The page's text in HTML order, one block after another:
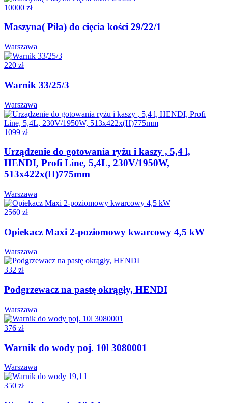
10000 zł
Maszyna( Piła) do cięcia kości 29/22/1
Warszawa
220 zł
Warnik 33/25/3
Warszawa
1099 zł
Urządzenie do gotowania ryżu i kaszy , 5,4 l,
HENDI, Profi Line, 5,4L, 230V/1950W,
513x422x(H)775mm
Warszawa
2560 zł
Opiekacz Maxi 2-poziomowy kwarcowy 4,5 kW
Warszawa
332 zł
Podgrzewacz na pastę okrągły, HENDI
Warszawa
376 zł
Warnik do wody poj. 10l 3080001
Warszawa
350 zł